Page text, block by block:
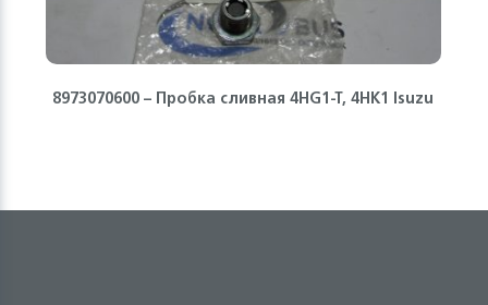
8973070600 – Пробка сливная 4HG1-T, 4HK1 Isuzu